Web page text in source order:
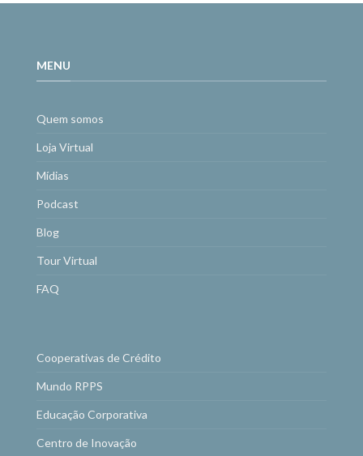
MENU
Quem somos
Loja Virtual
Mídias
Podcast
Blog
Tour Virtual
FAQ
Cooperativas de Crédito
Mundo RPPS
Educação Corporativa
Centro de Inovação